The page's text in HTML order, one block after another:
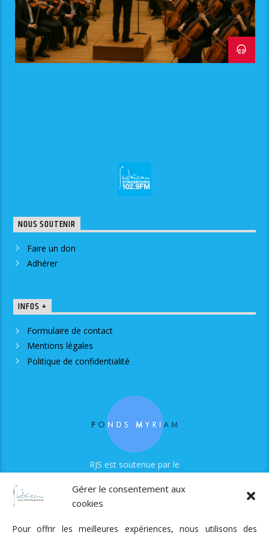
Gérer le consentement aux
cookies
Pour offrir les meilleures expériences, nous utilisons des
NOUS SOUTENIR
Faire un don
Adhérer
INFOS +
Formulaire de contact
Mentions légales
Politique de confidentialité
RJS est soutenue par le